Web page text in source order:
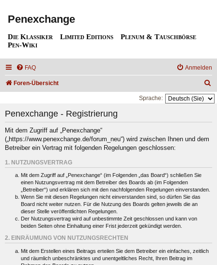
Penexchange
Die Klassiker Limited Editions
Plenum & Tauschbörse
Pen-Wiki
FAQ Anmelden
Foren-Übersicht
u
h
Sprache:
Penexchange - Registrierung
Mit dem Zugriff auf „Penexchange“
(„https://www.penexchange.de/forum_neu“) wird zwischen Ihnen und dem
Betreiber ein Vertrag mit folgenden Regelungen geschlossen:
1. NUTZUNGSVERTRAG
Mit dem Zugriff auf „Penexchange“ (im Folgenden „das Board“) schließen Sie
einen Nutzungsvertrag mit dem Betreiber des Boards ab (im Folgenden
„Betreiber“) und erklären sich mit den nachfolgenden Regelungen einverstanden.
Wenn Sie mit diesen Regelungen nicht einverstanden sind, so dürfen Sie das
Board nicht weiter nutzen. Für die Nutzung des Boards gelten jeweils die an
dieser Stelle veröffentlichten Regelungen.
Der Nutzungsvertrag wird auf unbestimmte Zeit geschlossen und kann von
beiden Seiten ohne Einhaltung einer Frist jederzeit gekündigt werden.
2. EINRÄUMUNG VON NUTZUNGSRECHTEN
Mit dem Erstellen eines Beitrags erteilen Sie dem Betreiber ein einfaches, zeitlich
und räumlich unbeschränktes und unentgeltliches Recht, Ihren Beitrag im